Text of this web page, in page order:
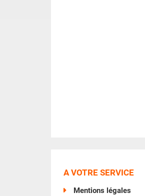
A VOTRE SERVICE
Mentions légales